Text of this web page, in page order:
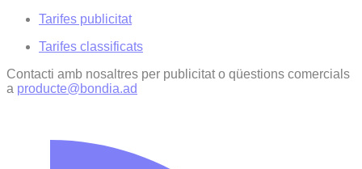
Tarifes publicitat
Tarifes classificats
Contacti amb nosaltres per publicitat o qüestions comercials
a producte@bondia.ad